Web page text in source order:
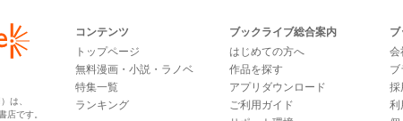
は、
です。
コンテンツ
トップページ
無料漫画・小説・ラノベ
特集一覧
ランキング
ブックライブ総合案内
はじめての方へ
作品を探す
アプリダウンロード
ご利用ガイド
会
採
利